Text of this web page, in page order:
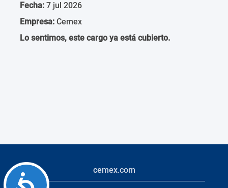
Accessibility
Fecha: 7 jul 2026
Empresa: Cemex
Lo sentimos, este cargo ya está cubierto.
cemex.com